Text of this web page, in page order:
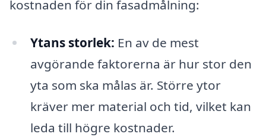
kostnaden för din fasadmålning:
Ytans storlek: En av de mest
avgörande faktorerna är hur stor den
yta som ska målas är. Större ytor
kräver mer material och tid, vilket kan
leda till högre kostnader.